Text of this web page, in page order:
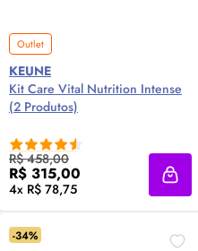
à sacola
Outlet
KEUNE
Kit Care Vital Nutrition Intense
(2 Produtos)
R$ 458,00
R$ 315,00
4x R$ 78,75
Compre Agora ❯
-34%